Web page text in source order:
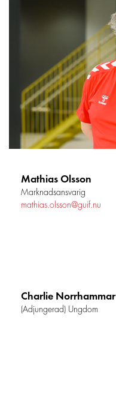
Mathias Olsson
Marknadsansvarig
mathias.olsson@guif.nu
Charlie Norrhammar
(Adjungerad) Ungdom